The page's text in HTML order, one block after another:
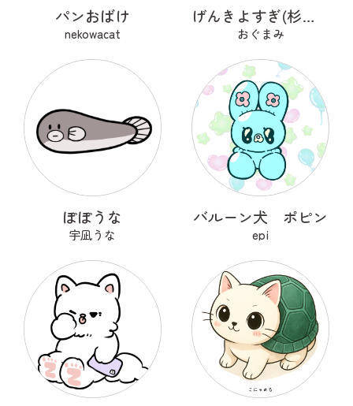
パンおばけ
nekowacat
げんきよすぎ(杉の木)
おぐまみ
ぽぽうな
宇凪うな
バルーン犬 ポピン
epi